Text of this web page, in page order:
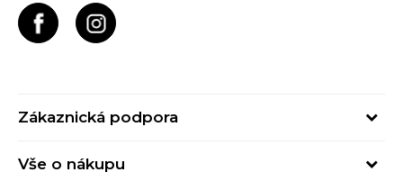
Zákaznická podpora
Vše o nákupu